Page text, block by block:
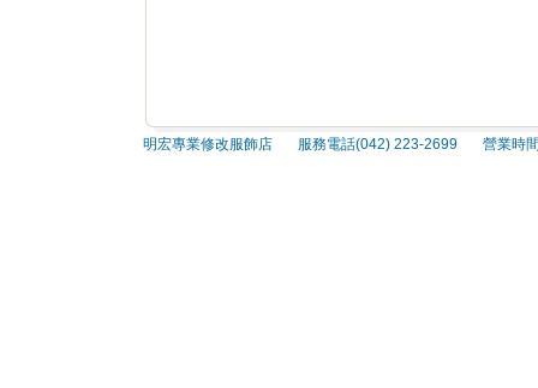
明宏專業修改服飾店 服務電話(042) 223-2699 營業